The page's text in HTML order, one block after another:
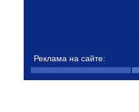
Реклама на сайте: